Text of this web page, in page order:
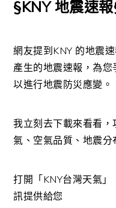
§KNY 地震速
網友提到KNY 的地震
產生的地震速報，為您
以進行地震防災應變。
我立刻去下載來看看
氣、空氣品質、地震分
打開「KNY台灣天氣
訊提供給您